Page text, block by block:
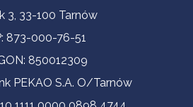
3, 33-100 Tarnów
873-000-76-51
850012309
PEKAO S.A. O/Tarnów